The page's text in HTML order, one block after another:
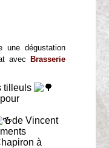
une dégustation
avec
Brasserie
tilleuls
de Vincent
à